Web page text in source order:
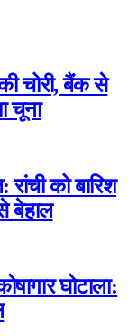
चोरी, बैंक से
चूना
को बारिश
बेहाल
घोटाला: